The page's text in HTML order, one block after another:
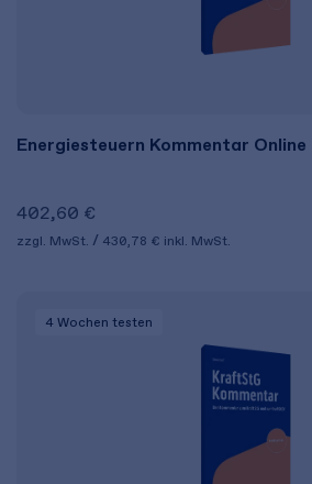
Energiesteuern Kommentar Online
402,60 €
zzgl. MwSt. 430,78 € inkl. MwSt.
4 Wochen testen